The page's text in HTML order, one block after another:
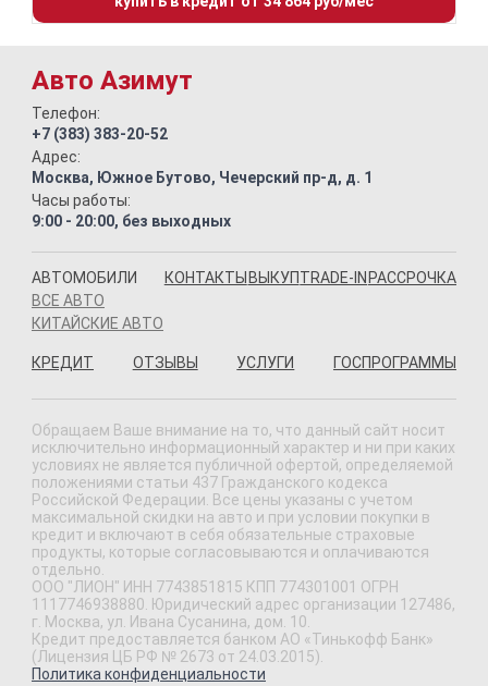
Авто Азимут
Телефон:
+7 (383) 383-20-52
Адрес:
Москва, Южное Бутово, Чечерский пр-д, д. 1
Часы работы:
9:00 - 20:00, без выходных
АВТОМОБИЛИ
ВСЕ АВТО
КИТАЙСКИЕ АВТО
КОНТАКТЫ ВЫКУПTRADE-IN РАССРОЧКА
КРЕДИТ ОТЗЫВЫ УСЛУГИ ГОСПРОГРАММЫ
Обращаем Ваше внимание на то, что данный сайт носит
исключительно информационный характер и ни при каких
условиях не является публичной офертой, определяемой
положениями статьи 437 Гражданского кодекса
Российской Федерации. Все цены указаны с учетом
максимальной скидки на авто и при условии покупки в
кредит и включают в себя обязательные страховые
продукты, которые согласовываются и оплачиваются
отдельно.
ООО "ЛИОН" ИНН 7743851815 КПП 774301001 ОГРН
1117746938880. Юридический адрес организации 127486,
г. Москва, ул. Ивана Сусанина, дом. 10.
Кредит предоставляется банком АО «Тинькофф Банк»
(Лицензия ЦБ РФ № 2673 от 24.03.2015).
Политика конфиденциальности